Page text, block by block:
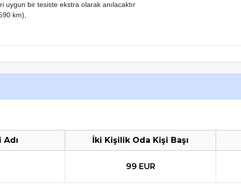
uygun bir tesiste ekstra olarak anılacaktır
km),
İki Kişilik Oda Kişi Başı
99 EUR